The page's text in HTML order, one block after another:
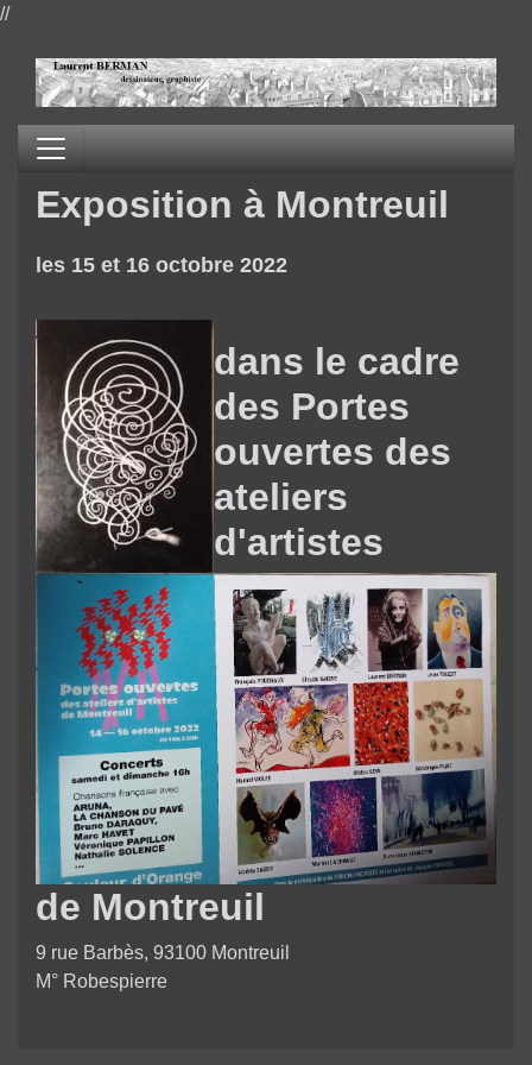
//
Exposition à Montreuil
les 15 et 16 octobre 2022
dans le cadre
des Portes
ouvertes des
ateliers
d'artistes
de Montreuil
9 rue Barbès, 93100 Montreuil
M° Robespierre